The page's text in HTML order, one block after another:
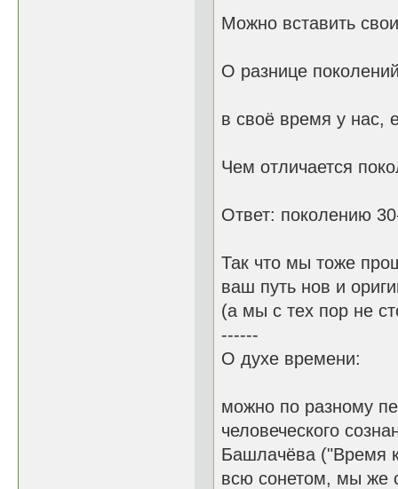
Можно вставить
О разнице
в своё время у нас,
Чем отличается
Ответ: поколению
Так что мы тоже
ваш путь нов и
(а мы с тех пор не
------
О духе времени:
можно по разному
человеческого
Башлачёва ("Время
всю сонетом, мы же